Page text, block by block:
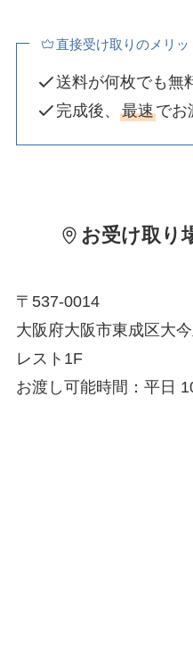
直接受け取りのメリッ
送料が何枚でも無
完成後、 最速でお
お受け取り
〒537-0014
大阪府大阪市東成区大
レスト1F
お渡し可能時間：平日